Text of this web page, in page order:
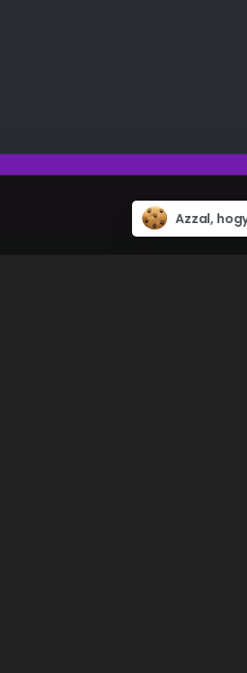
Rólunk
Copyright © 2023 TheVR™ |
Azzal,